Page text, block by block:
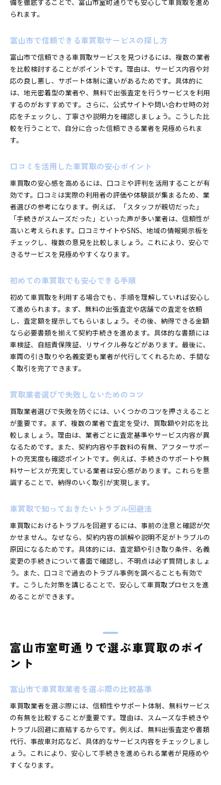
備を徹底することで、富山市室町通りでも安心して車買取を進め
られます。
富山市で信頼できる車買取サービスの探し方
富山市で信頼できる車買取サービスを見つけるには、複数の業者
を比較検討することがポイントです。理由は、サービス内容や対
応の良し悪し、サポート体制に違いがあるためです。具体的に
は、地元密着型の業者や、無料で出張査定を行うサービスを利用
するのがおすすめです。さらに、公式サイトや問い合わせ時の対
応をチェックし、丁寧さや説明力を確認しましょう。こうした比
較を行うことで、自分に合った信頼できる業者を見極められま
す。
口コミを活用した車買取の安心ポイント
車買取の安心感を高めるには、口コミや評判を活用することが有
効です。口コミは実際の利用者の評価や体験談が集まるため、業
者選びの参考になります。例えば、「スタッフが親切だった」
「手続きがスムーズだった」といった声が多い業者は、信頼性が
高いと考えられます。口コミサイトやSNS、地域の情報掲示板を
チェックし、複数の意見を比較しましょう。これにより、安心で
きるサービスを見極めやすくなります。
初めての車買取でも安心できる手順
初めて車買取を利用する場合でも、手順を理解していれば安心し
て進められます。まず、無料の出張査定や店舗での査定を依頼
し、査定額を提示してもらいましょう。その後、納得できる金額
なら必要書類を揃えて契約手続きを進めます。具体的な書類には
車検証、自賠責保険証、リサイクル券などがあります。最後に、
車両の引き取りや名義変更も業者が代行してくれるため、手間な
く取引を完了できます。
買取業者選びで失敗しないためのコツ
買取業者選びで失敗を防ぐには、いくつかのコツを押さえること
が重要です。まず、複数の業者で査定を受け、買取額や対応を比
較しましょう。理由は、業者ごとに査定基準やサービス内容が異
なるためです。また、契約内容や手数料の有無、アフターサポー
トの充実度も確認ポイントです。例えば、手続きのサポートや無
料サービスが充実している業者は安心感があります。これらを意
識することで、納得のいく取引が実現します。
車買取で知っておきたいトラブル回避法
車買取におけるトラブルを回避するには、事前の注意と確認が欠
かせません。なぜなら、契約内容の誤解や説明不足がトラブルの
原因になるためです。具体的には、査定額や引き取り条件、名義
変更の手続きについて書面で確認し、不明点は必ず質問しましょ
う。また、口コミで過去のトラブル事例を調べることも有効で
す。こうした対策を講じることで、安心して車買取プロセスを進
めることができます。
富山市室町通りで選ぶ車買取のポイ
ント
富山市で車買取業者を選ぶ際の比較基準
車買取業者を選ぶ際には、信頼性やサポート体制、無料サービス
の有無を比較することが重要です。理由は、スムーズな手続きや
トラブル回避に直結するからです。例えば、無料出張査定や書類
代行、事故車対応など、具体的なサービス内容をチェックしまし
ょう。これにより、安心して手続きを進められる業者が見極めや
すくなります。